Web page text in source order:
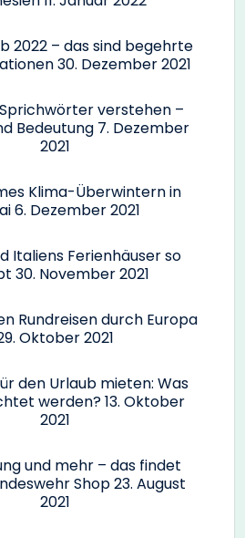
2022 – das sind begehrte
30. Dezember 2021
verstehen –
Bedeutung 7. Dezember
2021
Klima-Überwintern in
6. Dezember 2021
Italiens Ferienhäuser so
30. November 2021
Rundreisen durch Europa
Oktober 2021
den Urlaub mieten: Was
werden?13. Oktober
2021
und mehr – das findet
Shop23. August
2021